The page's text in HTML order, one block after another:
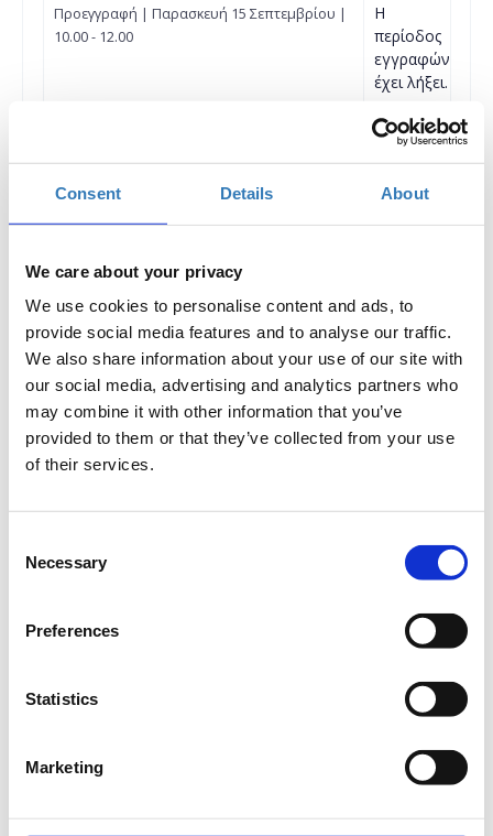
Consent Details About
We care about your privacy
We use cookies to personalise content and ads, to
provide social media features and to analyse our traffic.
We also share information about your use of our site with
our social media, advertising and analytics partners who
may combine it with other information that you’ve
provided to them or that they’ve collected from your use
of their services.
Selection
Necessary
Preferences
Statistics
Marketing
Προεγγραφή | Παρασκευή 15 Σεπτεμβρίου |
10.00 - 12.00
Η
περίοδος
εγγραφών
έχει λήξει.
Η
περίοδος
έχει λήξει.
14.00 - 16.00
έχει λήξει.
Προεγγραφή | Παρασκευή 15 Σεπτεμβρίου |
16.00 - 18.00
Η
περίοδος
έχει λήξει.
ώρα
10.00 - 12.00
περίοδος
εγγραφών
Προεγγραφή | Σάββατο 16 Σεπτεμβρίου |